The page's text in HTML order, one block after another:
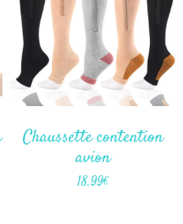
Chaussette contention
avion
18.99€